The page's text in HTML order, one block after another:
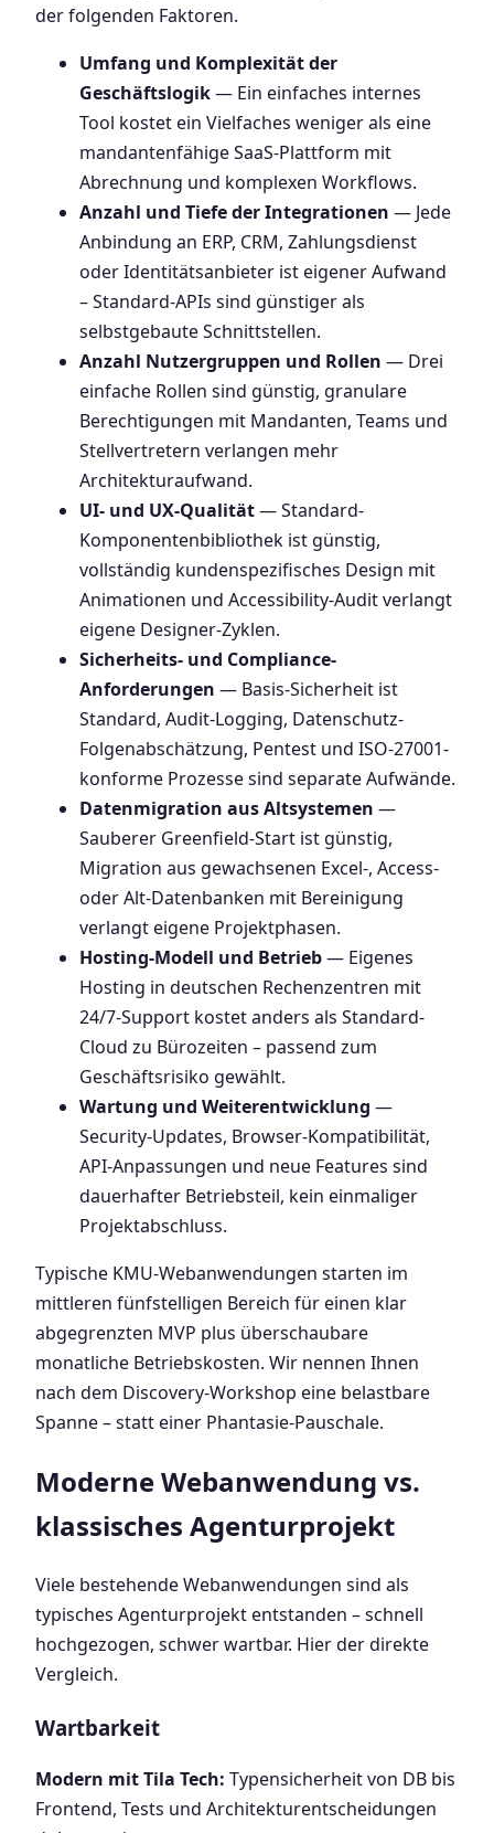
der folgenden Faktoren.
Umfang und Komplexität der
Geschäftslogik— Ein einfaches internes
Tool kostet ein Vielfaches weniger als eine
mandantenfähige SaaS-Plattform mit
Abrechnung und komplexen Workflows.
Anzahl und Tiefe der Integrationen — Jede
Anbindung an ERP, CRM, Zahlungsdienst
oder Identitätsanbieter ist eigener Aufwand
– Standard-APIs sind günstiger als
selbstgebaute Schnittstellen.
Anzahl Nutzergruppen und Rollen — Drei
einfache Rollen sind günstig, granulare
Berechtigungen mit Mandanten, Teams und
Stellvertretern verlangen mehr
Architekturaufwand.
UI- und UX-Qualität— Standard-
Komponentenbibliothek ist günstig,
vollständig kundenspezifisches Design mit
Animationen und Accessibility-Audit verlangt
eigene Designer-Zyklen.
Sicherheits- und Compliance-
Anforderungen — Basis-Sicherheit ist
Standard, Audit-Logging, Datenschutz-
Folgenabschätzung, Pentest und ISO-27001-
konforme Prozesse sind separate Aufwände.
Datenmigration aus Altsystemen —
Sauberer Greenfield-Start ist günstig,
Migration aus gewachsenen Excel-, Access-
oder Alt-Datenbanken mit Bereinigung
verlangt eigene Projektphasen.
Hosting-Modell und Betrieb— Eigenes
Hosting in deutschen Rechenzentren mit
24/7-Support kostet anders als Standard-
Cloud zu Bürozeiten – passend zum
Geschäftsrisiko gewählt.
Wartung und Weiterentwicklung —
Security-Updates, Browser-Kompatibilität,
API-Anpassungen und neue Features sind
dauerhafter Betriebsteil, kein einmaliger
Projektabschluss.
Typische KMU-Webanwendungen starten im
mittleren fünfstelligen Bereich für einen klar
abgegrenzten MVP plus überschaubare
monatliche Betriebskosten. Wir nennen Ihnen
nach dem Discovery-Workshop eine belastbare
Spanne – statt einer Phantasie-Pauschale.
Moderne Webanwendung vs.
klassisches Agenturprojekt
Viele bestehende Webanwendungen sind als
typisches Agenturprojekt entstanden – schnell
hochgezogen, schwer wartbar. Hier der direkte
Vergleich.
Wartbarkeit
Modern mit Tila Tech: Typensicherheit von DB bis
Frontend, Tests und Architekturentscheidungen